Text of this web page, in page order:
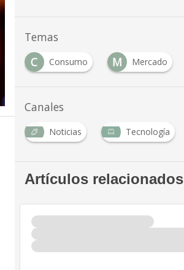
Temas
C
Consumo M Mercado
Canales
Noticias Tecnología
Artículos relacionados